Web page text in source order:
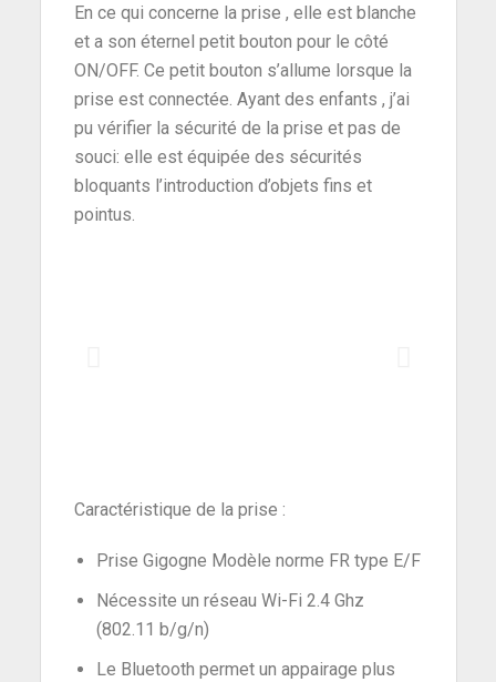
En ce qui concerne la prise , elle est blanche
et a son éternel petit bouton pour le côté
ON/OFF. Ce petit bouton s’allume lorsque la
prise est connectée. Ayant des enfants , j’ai
pu vérifier la sécurité de la prise et pas de
souci: elle est équipée des sécurités
bloquants l’introduction d’objets fins et
pointus.
Caractéristique de la prise :
Prise Gigogne Modèle norme FR type E/F
Nécessite un réseau Wi-Fi 2.4 Ghz
(802.11 b/g/n)
Le Bluetooth permet un appairage plus